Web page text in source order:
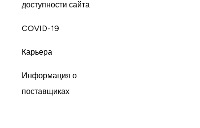
доступности сайта
COVID-19
Карьера
Информация о
поставщиках